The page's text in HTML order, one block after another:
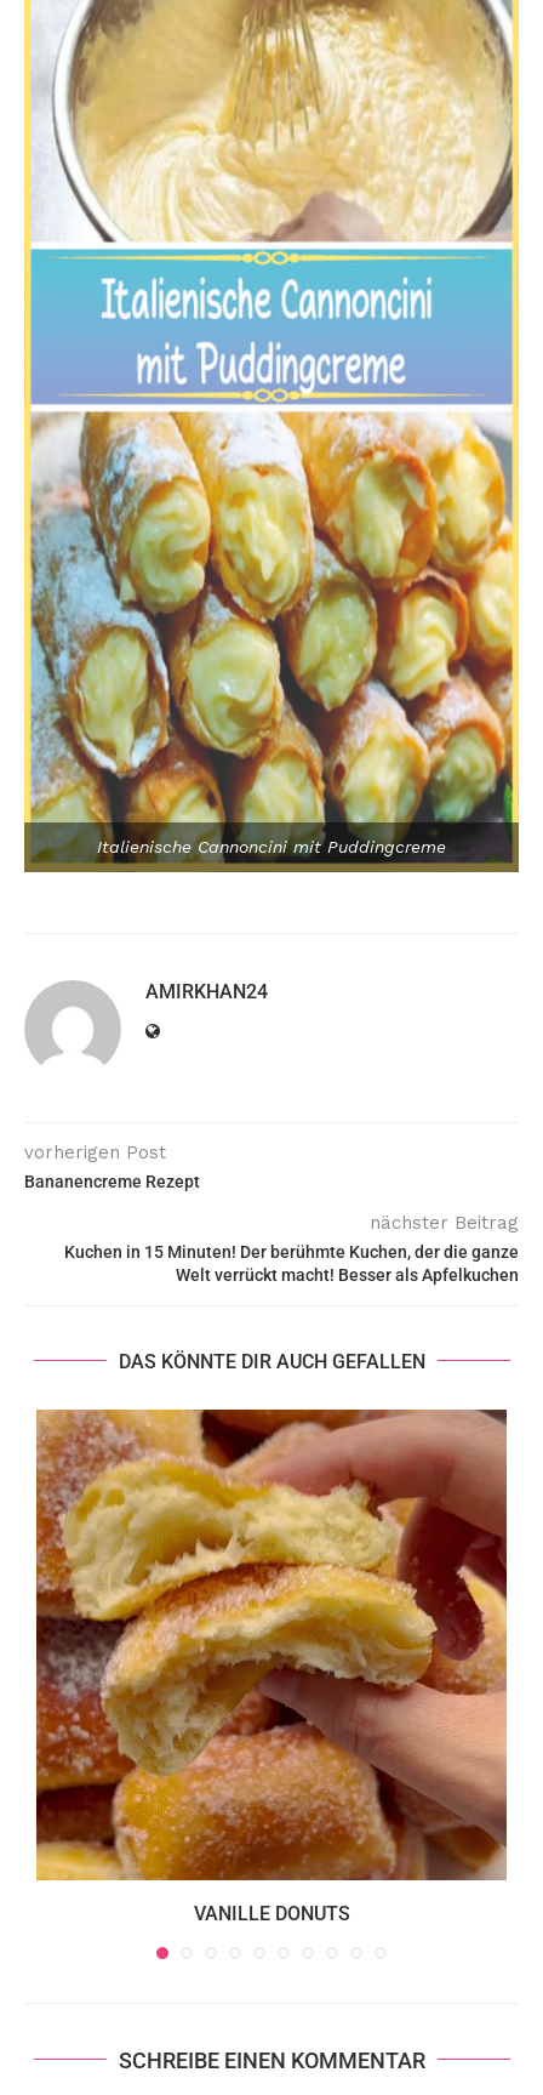
Italienische Cannoncini mit Puddingcreme
AMIRKHAN24
vorherigen Post
Bananencreme Rezept
nächster Beitrag
Kuchen in 15 Minuten! Der berühmte Kuchen, der die ganze
Welt verrückt macht! Besser als Apfelkuchen
DAS KÖNNTE DIR AUCH GEFALLEN
VANILLE DONUTS
SCHREIBE EINEN KOMMENTAR